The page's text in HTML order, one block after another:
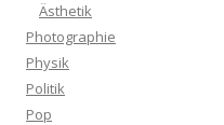
Ästhetik
Photographie
Physik
Politik
Pop